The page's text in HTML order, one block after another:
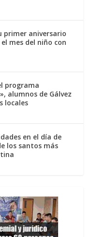
primer aniversario
mes del niño con
programa
alumnos de Gálvez
locales
en el día de
los santos más